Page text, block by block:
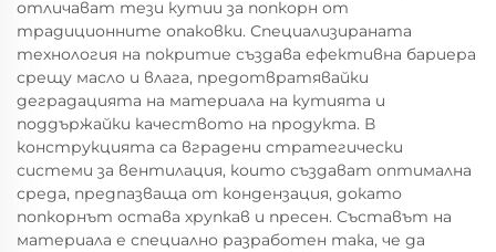
отличават тези кутии за попкорн от
традиционните опаковки. Специализираната
технология на покритие създава ефективна бариера
срещу масло и влага, предотвратявайки
деградацията на материала на кутията и
поддържайки качеството на продукта. В
конструкцията са вградени стратегически
системи за вентилация, които създават оптимална
среда, предпазваща от кондензация, докато
попкорнът остава хрупкав и пресен. Съставът на
материала е специално разработен така, че да